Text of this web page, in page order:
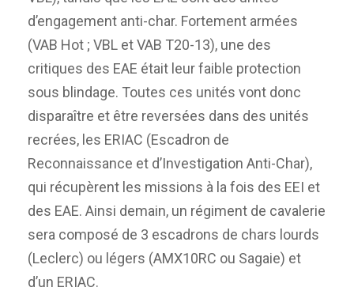
d’engagement anti-char. Fortement armées
(VAB Hot ; VBL et VAB T20-13), une des
critiques des EAE était leur faible protection
sous blindage. Toutes ces unités vont donc
disparaître et être reversées dans des unités
recrées, les ERIAC (Escadron de
Reconnaissance et d’Investigation Anti-Char),
qui récupèrent les missions à la fois des EEI et
des EAE. Ainsi demain, un régiment de cavalerie
sera composé de 3 escadrons de chars lourds
(Leclerc) ou légers (AMX10RC ou Sagaie) et
d’un ERIAC.